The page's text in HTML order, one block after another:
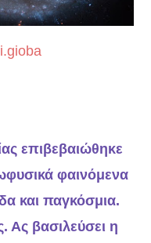
επιβεβαιώθηκε
φαινόμενα
και παγκόσμια.
Ας βασιλεύσει η